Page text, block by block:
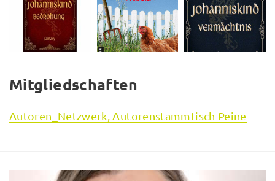
Mitgliedschaften
Autoren_Netzwerk, Autorenstammtisch Peine